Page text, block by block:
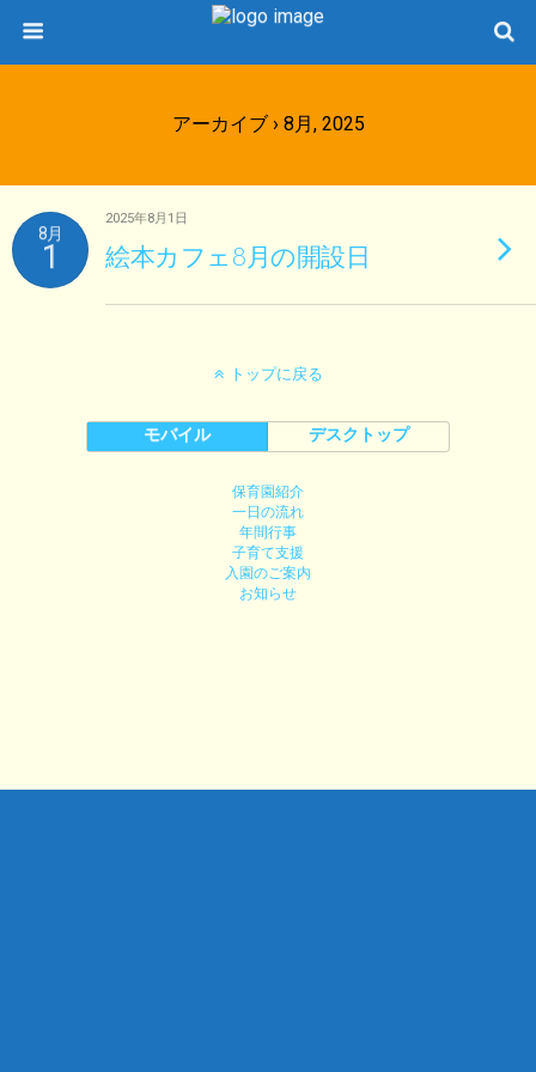
アーカイブ › 8月, 2025
8月
1
2025年8月1日
絵本カフェ8月の開設日
トップに戻る
モバイル デスクトップ
保育園紹介
一日の流れ
年間行事
子育て支援
入園のご案内
お知らせ